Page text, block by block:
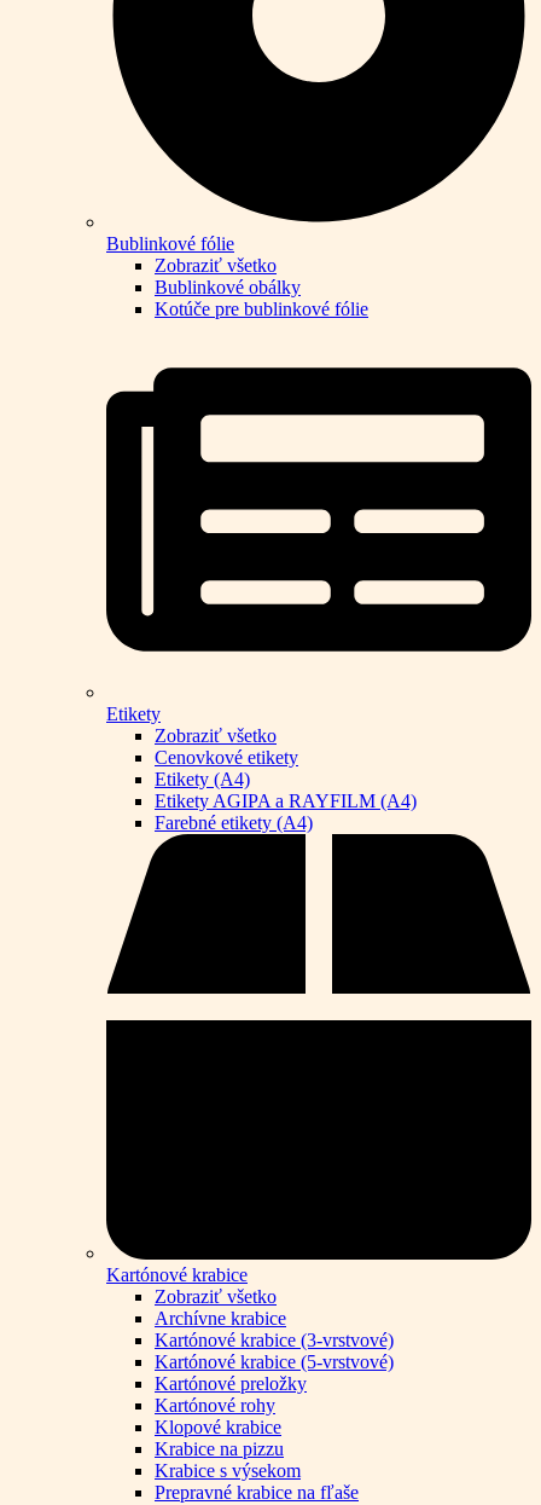
Bublinkové fólie
Zobraziť všetko
Bublinkové obálky
Kotúče pre bublinkové fólie
Etikety
Zobraziť všetko
Cenovkové etikety
Etikety (A4)
Etikety AGIPA a RAYFILM (A4)
Farebné etikety (A4)
Kartónové krabice
Zobraziť všetko
Archívne krabice
Kartónové krabice (3-vrstvové)
Kartónové krabice (5-vrstvové)
Kartónové preložky
Kartónové rohy
Klopové krabice
Krabice na pizzu
Krabice s výsekom
Prepravné krabice na fľaše